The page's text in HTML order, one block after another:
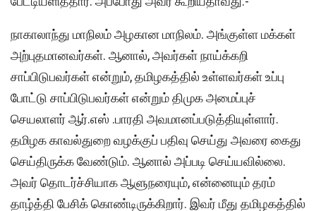
நாகாலாந்து மாநிலம் அழகான மாநிலம். அங்குள்ள மக்கள்
அற்புதமானவர்கள். ஆனால், அவர்கள் நாய்க்கறி
சாப்பிடுபவர்கள் என்றும், தமிழகத்தில் உள்ளவர்கள் உப்பு
போட்டு சாப்பிடுபவர்கள் என்றும் திமுக அமைப்புச்
செயலாளர் ஆர்.எஸ் .பாரதி அவமானப்படுத்தியுள்ளார்.
தமிழக காவல்துறை வழக்குப் பதிவு செய்து அவரை கைது
செய்திருக்க வேண்டும். ஆனால் அப்படி செய்யவில்லை.
அவர் தொடர்ச்சியாக ஆளுநரையும், என்னையும் தரம்
தாழ்த்தி பேசிக் கொண்டிருக்கிறார். இவர் மீது தமிழகத்தில்